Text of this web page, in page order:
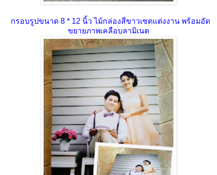
กรอบรูปขนาด 8 * 12 นิ้ว ไม้กล่องสีขาวเซตแต่งงาน พร้อมอัด
ขยายภาพเคลือบลามิเนต